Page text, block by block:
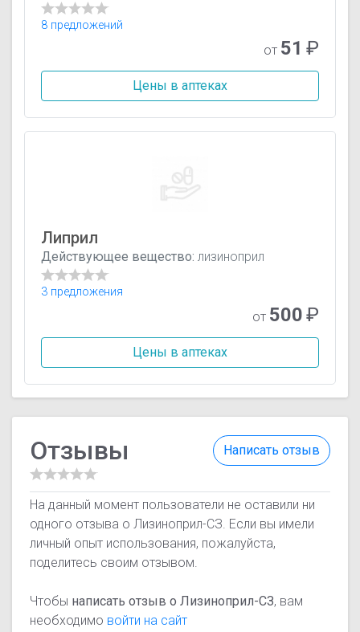
8 предложений
от 51 ₽
Цены в аптеках
Липрил
Действующее вещество: лизиноприл
3 предложения
от 500₽
Цены в аптеках
Написать отзыв
Отзывы
На данный момент пользователи не оставили ни
одного отзыва о Лизиноприл-СЗ. Если вы имели
личный опыт использования, пожалуйста,
поделитесь своим отзывом.
Чтобы написать отзыв о Лизиноприл-СЗ, вам
необходимо войти на сайт